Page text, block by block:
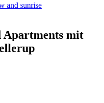
and sunrise
Apartments mit